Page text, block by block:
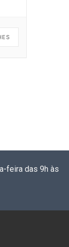
feira das 9h às